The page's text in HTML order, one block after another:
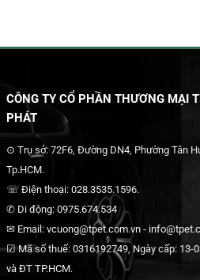
CÔNG TY CỔ PHẦN THƯƠNG MẠI
PHÁT
⊙ Trụ sở: 72F6, Đường DN4, Phường Tân
Tp.HCM.
☏ Điện thoại: 028.3535.1596.
✆ Di động: 0975.674.534
✉ Email: vcuong@tpet.com.vn -
☑ Mã số thuế: 0316192749, Ngày cấp: 13-
và ĐT TP.HCM.